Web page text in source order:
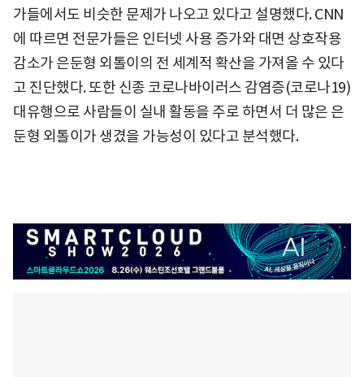
가들에서도 비슷한 문제가 나오고 있다고 설명했다. CNN
에 따르면 전문가들은 인터넷 사용 증가와 대면 상호작용
감소가 은둔형 외톨이의 전 세계적 확산을 가져올 수 있다
고 진단했다. 또한 신종 코로나바이러스 감염증(코로나19)
대유행으로 사람들이 실내 활동을 주로 하면서 더 많은 은
둔형 외톨이가 생겼을 가능성이 있다고 분석했다.